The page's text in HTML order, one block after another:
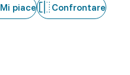
Mi piace Confrontare